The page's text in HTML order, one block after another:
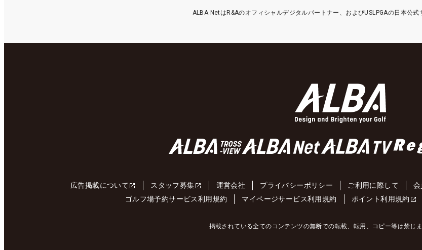
ALBA NetはR&Aのオフィシャルデジタルパートナー、およびUSLPGAの日本公式
広告掲載について スタッフ募集 運営会社 プライバシーポリシー ご利用に際して 会
ゴルフ場予約サービス利用規約
マイページサービス利用規約 ポイント利用規約
掲載されている全てのコンテンツの無断での転載、転用、コピー等は禁じ